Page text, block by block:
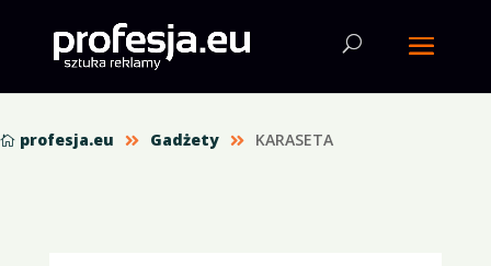
 profesja.eu  Gadżety  KARASETA